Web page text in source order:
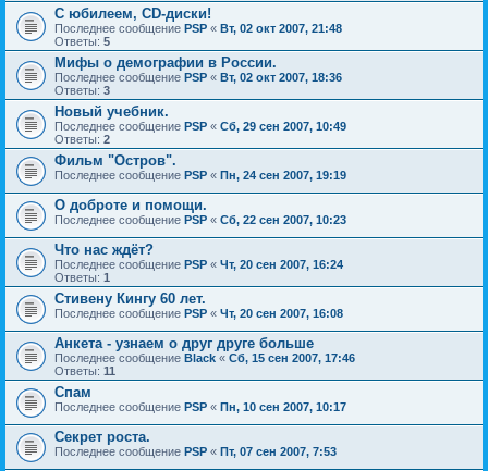
С юбилеем, CD-диски!
Последнее сообщение PSP « Вт, 02 окт 2007, 21:48
Ответы: 5
Мифы о демографии в России.
Последнее сообщение PSP « Вт, 02 окт 2007, 18:36
Ответы: 3
Новый учебник.
Последнее сообщение PSP « Сб, 29 сен 2007, 10:49
Ответы: 2
Фильм "Остров".
Последнее сообщение PSP « Пн, 24 сен 2007, 19:19
О доброте и помощи.
Последнее сообщение PSP « Сб, 22 сен 2007, 10:23
Что нас ждёт?
Последнее сообщение PSP « Чт, 20 сен 2007, 16:24
Ответы: 1
Стивену Кингу 60 лет.
Последнее сообщение PSP « Чт, 20 сен 2007, 16:08
Анкета - узнаем о друг друге больше
Последнее сообщение Black « Сб, 15 сен 2007, 17:46
Ответы: 11
Спам
Последнее сообщение PSP « Пн, 10 сен 2007, 10:17
Секрет роста.
Последнее сообщение PSP « Пт, 07 сен 2007, 7:53